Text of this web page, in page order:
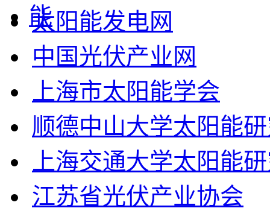
太阳能发电网
中国光伏产业网
上海市太阳能学会
顺德中山大学太阳能
上海交通大学太阳能
江苏省光伏产业协会